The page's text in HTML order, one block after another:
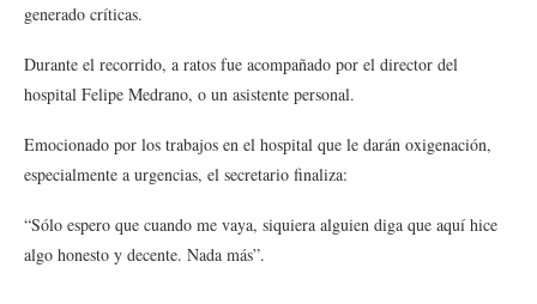
generado críticas.
Durante el recorrido, a ratos fue acompañado por el director del
hospital Felipe Medrano, o un asistente personal.
Emocionado por los trabajos en el hospital que le darán oxigenación,
especialmente a urgencias, el secretario finaliza:
“Sólo espero que cuando me vaya, siquiera alguien diga que aquí hice
algo honesto y decente. Nada más”.